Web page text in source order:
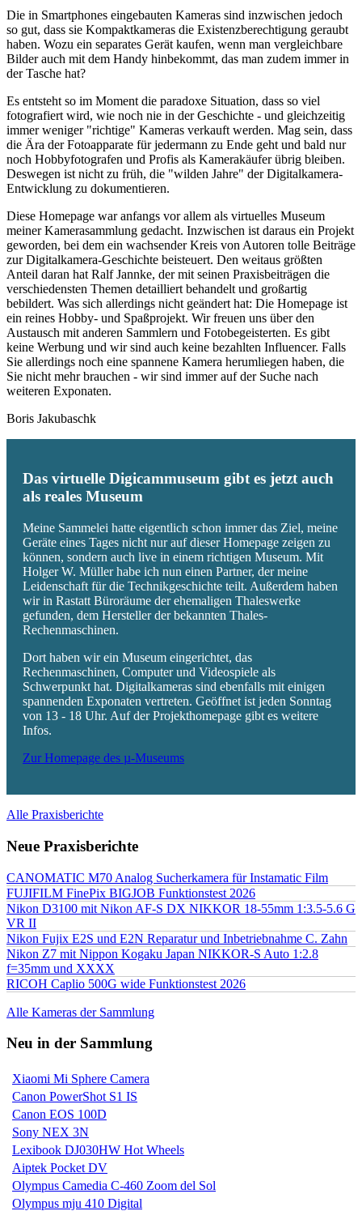
Die in Smartphones eingebauten Kameras sind inzwischen jedoch
so gut, dass sie Kompaktkameras die Existenzberechtigung geraubt
haben. Wozu ein separates Gerät kaufen, wenn man vergleichbare
Bilder auch mit dem Handy hinbekommt, das man zudem immer in
der Tasche hat?
Es entsteht so im Moment die paradoxe Situation, dass so viel
fotografiert wird, wie noch nie in der Geschichte - und gleichzeitig
immer weniger "richtige" Kameras verkauft werden. Mag sein, dass
die Ära der Fotoapparate für jedermann zu Ende geht und bald nur
noch Hobbyfotografen und Profis als Kamerakäufer übrig bleiben.
Deswegen ist nicht zu früh, die "wilden Jahre" der Digitalkamera-
Entwicklung zu dokumentieren.
Diese Homepage war anfangs vor allem als virtuelles Museum
meiner Kamerasammlung gedacht. Inzwischen ist daraus ein Projekt
geworden, bei dem ein wachsender Kreis von Autoren tolle Beiträge
zur Digitalkamera-Geschichte beisteuert. Den weitaus größten
Anteil daran hat Ralf Jannke, der mit seinen Praxisbeiträgen die
verschiedensten Themen detailliert behandelt und großartig
bebildert. Was sich allerdings nicht geändert hat: Die Homepage ist
ein reines Hobby- und Spaßprojekt. Wir freuen uns über den
Austausch mit anderen Sammlern und Fotobegeisterten. Es gibt
keine Werbung und wir sind auch keine bezahlten Influencer. Falls
Sie allerdings noch eine spannene Kamera herumliegen haben, die
Sie nicht mehr brauchen - wir sind immer auf der Suche nach
weiteren Exponaten.
Boris Jakubaschk
Das virtuelle Digicammuseum gibt es jetzt auch
als reales Museum
Meine Sammelei hatte eigentlich schon immer das Ziel, meine
Geräte eines Tages nicht nur auf dieser Homepage zeigen zu
können, sondern auch live in einem richtigen Museum. Mit
Holger W. Müller habe ich nun einen Partner, der meine
Leidenschaft für die Technikgeschichte teilt. Außerdem haben
wir in Rastatt Büroräume der ehemaligen Thaleswerke
gefunden, dem Hersteller der bekannten Thales-
Rechenmaschinen.
Dort haben wir ein Museum eingerichtet, das
Rechenmaschinen, Computer und Videospiele als
Schwerpunkt hat. Digitalkameras sind ebenfalls mit einigen
spannenden Exponaten vertreten. Geöffnet ist jeden Sonntag
von 13 - 18 Uhr. Auf der Projekthomepage gibt es weitere
Infos.
Zur Homepage des µ-Museums
Alle Praxisberichte
Neue Praxisberichte
CANOMATIC M70 Analog Sucherkamera für Instamatic Film
FUJIFILM FinePix BIGJOB Funktionstest 2026
Nikon D3100 mit Nikon AF-S DX NIKKOR 18-55mm 1:3.5-5.6 G
VR II
Nikon Fujix E2S und E2N Reparatur und Inbetriebnahme C. Zahn
Nikon Z7 mit Nippon Kogaku Japan NIKKOR-S Auto 1:2.8
f=35mm und XXXX
RICOH Caplio 500G wide Funktionstest 2026
Alle Kameras der Sammlung
Neu in der Sammlung
Xiaomi Mi Sphere Camera
Canon PowerShot S1 IS
Canon EOS 100D
Sony NEX 3N
Lexibook DJ030HW Hot Wheels
Aiptek Pocket DV
Olympus Camedia C-460 Zoom del Sol
Olympus mju 410 Digital